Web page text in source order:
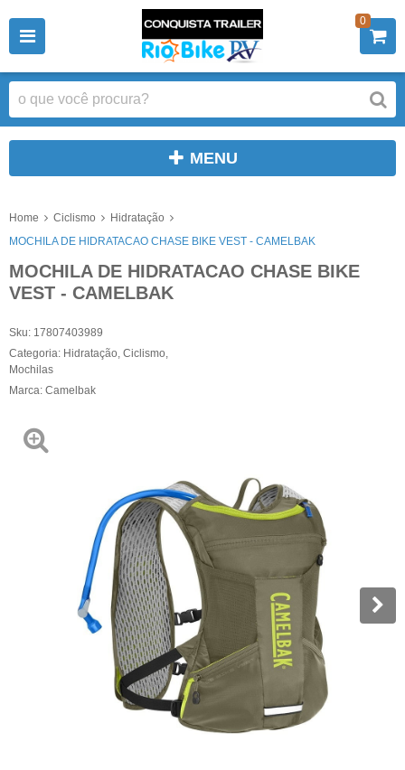
0
MENU
Home Ciclismo
Hidratação
MOCHILA DE HIDRATACAO CHASE BIKE VEST - CAMELBAK
MOCHILA DE HIDRATACAO CHASE BIKE
VEST - CAMELBAK
Sku: 17807403989
Categoria: Hidratação Ciclismo
Mochilas
Marca: Camelbak